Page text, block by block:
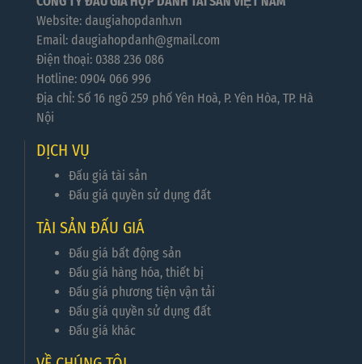
Website: daugiahopdanh.vn
Email: daugiahopdanh@gmail.com
Điện thoại: 0388 236 086
Hotline: 0904 066 996
Địa chỉ: Số 16 ngõ 259 phố Yên Hoà, P. Yên Hòa, TP. Hà
Nội
DỊCH VỤ
Đấu giá tài sản
Đấu giá quyền sử dụng đất
TÀI SẢN ĐẤU GIÁ
Đấu giá bất động sản
Đấu giá hàng hóa, thiết bị
Đấu giá phương tiện vận tải
Đấu giá quyền sử dụng đất
Đấu giá khác